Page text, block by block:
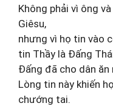
Không phải vì ông
Giêsu,
nhưng vì họ tin vào
tin Thầy là Ðấng
Ðấng đã cho dân ăn
Lòng tin này khiến
chướng tai.